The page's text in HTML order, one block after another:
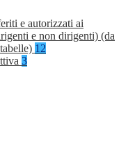
e autorizzati ai
e non dirigenti) (da
12
3